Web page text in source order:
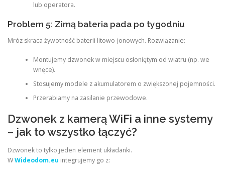
lub operatora.
Problem 5: Zimą bateria pada po tygodniu
Mróz skraca żywotność baterii litowo-jonowych. Rozwiązanie:
Montujemy dzwonek w miejscu osłoniętym od wiatru (np. we
wnęce).
Stosujemy modele z akumulatorem o zwiększonej pojemności.
Przerabiamy na zasilanie przewodowe.
Dzwonek z kamerą WiFi a inne systemy
– jak to wszystko łączyć?
Dzwonek to tylko jeden element układanki.
WWideodom.eu integrujemy go z: